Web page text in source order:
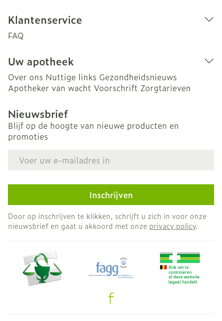
Klantenservice
FAQ
Uw apotheek
Over ons Nuttige links Gezondheidsnieuws
Apotheker van wacht Voorschrift Zorgtarieven
Nieuwsbrief
Blijf op de hoogte van nieuwe producten en
promoties
Inschrijven
Door op inschrijven te klikken, schrijft u zich in voor onze
nieuwsbrief en gaat u akkoord met onze privacy policy.